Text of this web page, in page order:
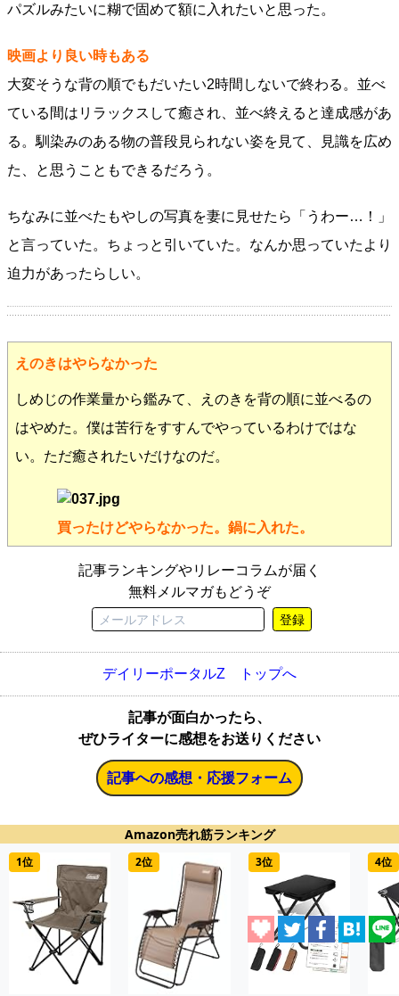
パズルみたいに糊で固めて額に入れたいと思った。
映画より良い時もある
大変そうな背の順でもだいたい2時間しないで終わる。並べ
ている間はリラックスして癒され、並べ終えると達成感があ
る。馴染みのある物の普段見られない姿を見て、見識を広め
た、と思うこともできるだろう。
ちなみに並べたもやしの写真を妻に見せたら「うわー…！」
と言っていた。ちょっと引いていた。なんか思っていたより
迫力があったらしい。
えのきはやらなかった
しめじの作業量から鑑みて、えのきを背の順に並べるの
はやめた。僕は苦行をすすんでやっているわけではな
い。ただ癒されたいだけなのだ。
買ったけどやらなかった。鍋に入れた。
記事ランキングやリレーコラムが届く
無料メルマガもどうぞ
登録
デイリーポータルZ トップへ
記事が面白かったら、
ぜひライターに感想をお送りください
記事への感想・応援フォーム
Amazon売れ筋ランキング
1位 2位 3位 4位